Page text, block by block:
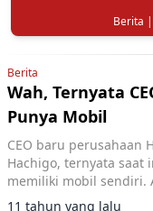
Berita
Berita
Wah, Ternyata
Punya Mobil
CEO baru perusahaan
Hachigo, ternyata saat
memiliki mobil sendiri.
11 tahun yang lalu